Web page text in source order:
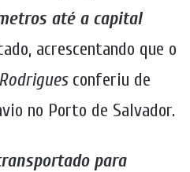
até a capital
acrescentando que o
Rodriguesconferiu de
no Porto de Salvador.
para